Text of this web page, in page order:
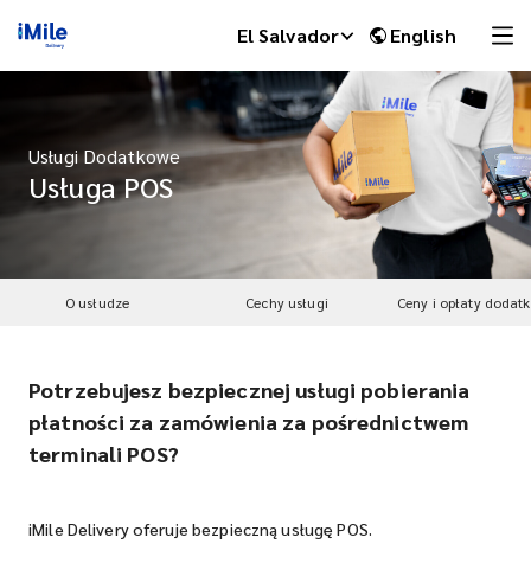
El Salvador English
Usługi Dodatkowe
Usługa POS
O usłudze Cechy usługi Ceny i opłaty
Potrzebujesz bezpiecznej usługi pobierania
płatności za zamówienia za pośrednictwem
terminali POS?
iMile Delivery oferuje bezpieczną usługę POS.
iMile Chat